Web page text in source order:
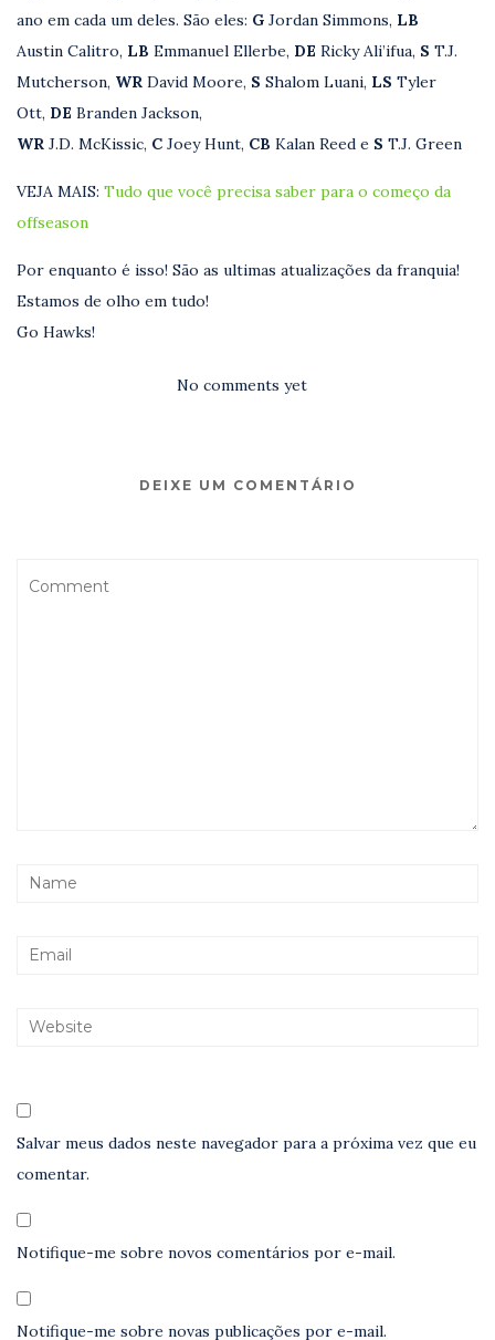
ano em cada um deles. São eles: G Jordan Simmons, LB
Austin Calitro, LB Emmanuel Ellerbe, DE Ricky Ali’ifua, S T.J.
Mutcherson, WR David Moore, S Shalom Luani, LS Tyler
Ott, DE Branden Jackson,
WR J.D. McKissic, C Joey Hunt, CB Kalan Reed e S T.J. Green
VEJA MAIS: Tudo que você precisa saber para o começo da
offseason
Por enquanto é isso! São as ultimas atualizações da franquia!
Estamos de olho em tudo!
Go Hawks!
No comments yet
DEIXE UM COMENTÁRIO
Salvar meus dados neste navegador para a próxima vez que eu
comentar.
Notifique-me sobre novos comentários por e-mail.
Notifique-me sobre novas publicações por e-mail.